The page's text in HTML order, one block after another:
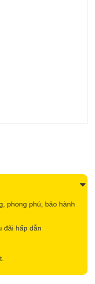
phong phú, bảo hành
đãi hấp dẫn